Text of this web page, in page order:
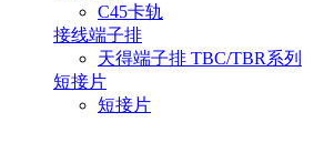
C45卡轨
接线端子排
天得端子排 TBC/TBR系列
短接片
短接片